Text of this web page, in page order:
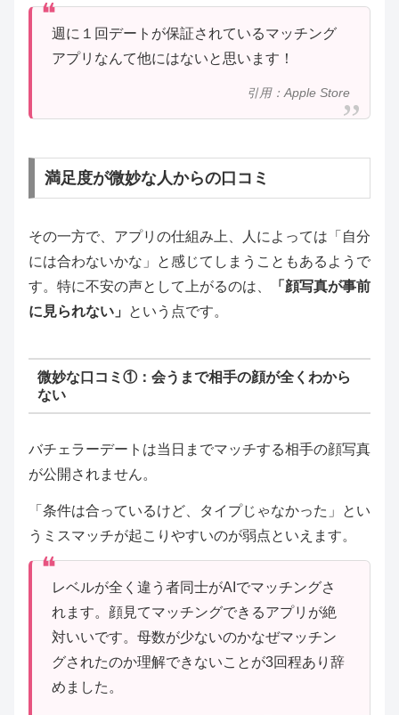
週に１回デートが保証されているマッチング
アプリなんて他にはないと思います！
引用：Apple Store
満足度が微妙な人からの口コミ
その一方で、アプリの仕組み上、人によっては「自分
には合わないかな」と感じてしまうこともあるようで
す。特に不安の声として上がるのは、
「顔写真が事前
に見られない」
という点です。
微妙な口コミ①：会うまで相手の顔が全くわから
ない
バチェラーデートは当日までマッチする相手の顔写真
が公開されません。
「条件は合っているけど、タイプじゃなかった」とい
うミスマッチが起こりやすいのが弱点といえます。
レベルが全く違う者同士がAIでマッチングさ
れます。顔見てマッチングできるアプリが絶
対いいです。母数が少ないのかなぜマッチン
グされたのか理解できないことが3回程あり辞
めました。